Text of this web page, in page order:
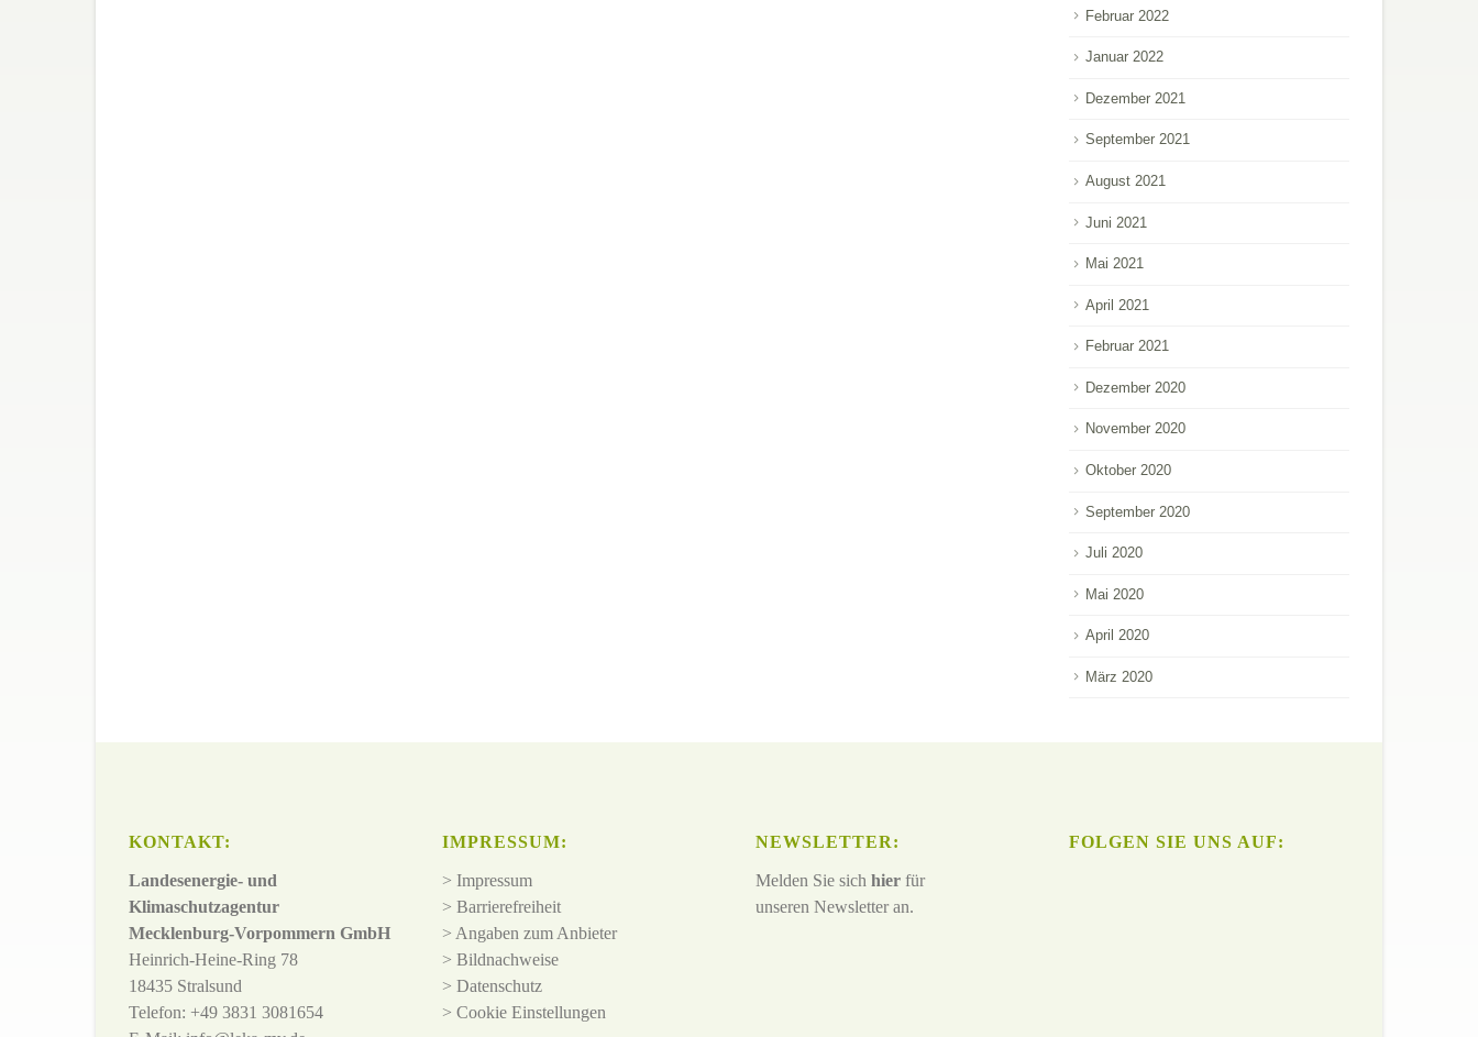
Februar 2022
Januar 2022
Dezember 2021
September 2021
August 2021
Juni 2021
Mai 2021
April 2021
Februar 2021
Dezember 2020
November 2020
Oktober 2020
September 2020
Juli 2020
Mai 2020
April 2020
März 2020
KONTAKT:
Landesenergie- und
Klimaschutzagentur
Mecklenburg-Vorpommern GmbH
Heinrich-Heine-Ring 78
18435 Stralsund
Telefon: +49 3831 3081654
IMPRESSUM:
> Impressum
> Barrierefreiheit
> Angaben zum Anbieter
> Bildnachweise
> Datenschutz
> Cookie Einstellungen
NEWSLETTER:
Melden Sie sich hier für
unseren Newsletter an.
FOLGEN SIE UNS AUF: